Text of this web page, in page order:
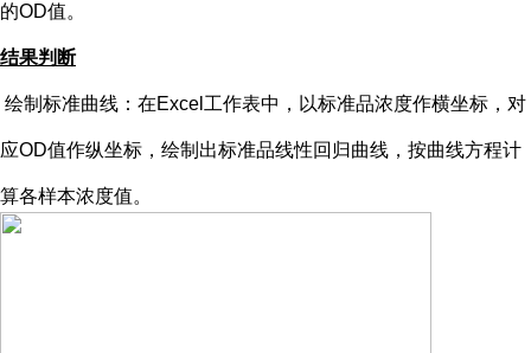
的OD值。
结果判断
绘制标准曲线：在Excel工作表中，以标准品浓度作横坐标，对
应OD值作纵坐标，绘制出标准品线性回归曲线，按曲线方程计
算各样本浓度值。